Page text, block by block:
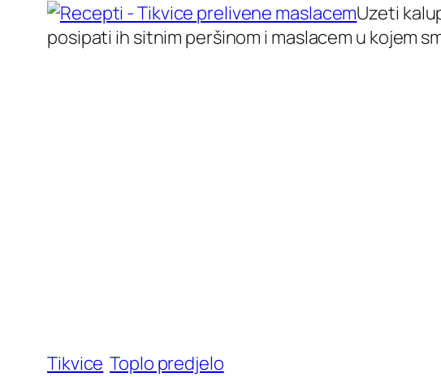
Uzeti
posipati ih sitnim peršinom i maslacem u kojem
Tikvice Toplo predjelo